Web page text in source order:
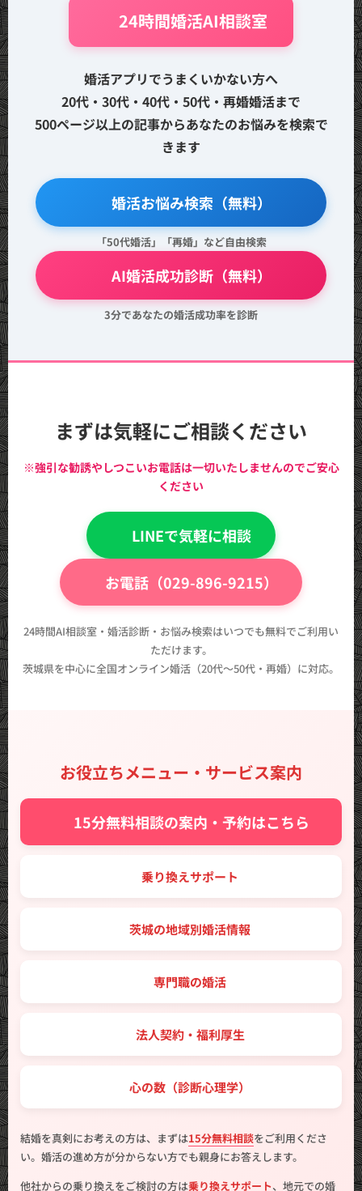
🤖 24時間婚活AI相談室
婚活アプリでうまくいかない方へ
20代・30代・40代・50代・再婚婚活まで
500ページ以上の記事からあなたのお悩みを検索で
きます
🔍 婚活お悩み検索（無料）
「50代婚活」「再婚」など自由検索
💖 AI婚活成功診断（無料）
3分であなたの婚活成功率を診断
まずは気軽にご相談ください
※強引な勧誘やしつこいお電話は一切いたしませんのでご安心
ください
💬 LINEで気軽に相談
📞 お電話（029-896-9215）
24時間AI相談室・婚活診断・お悩み検索はいつでも無料でご利用い
ただけます。
茨城県を中心に全国オンライン婚活（20代〜50代・再婚）に対応。
お役立ちメニュー・サービス案内
✨ 15分無料相談の案内・予約はこちら
🔑 乗り換えサポート
🗾 茨城の地域別婚活情報
💼 専門職の婚活
🤝 法人契約・福利厚生
💖 心の数（診断心理学）
結婚を真剣にお考えの方は、まずは15分無料相談をご利用くださ
い。婚活の進め方が分からない方でも親身にお答えします。
他社からの乗り換えをご検討の方は乗り換えサポート、地元での婚